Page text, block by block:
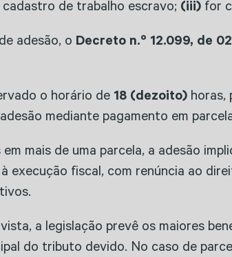
de trabalho escravo; (iii) for
adesão, o Decreto n.º 12.099, de
o horário de 18 (dezoito) horas,
mediante pagamento em
em mais de uma parcela, a adesão
execução fiscal, com renúncia ao
a legislação prevê os maiores
do tributo devido. No caso de